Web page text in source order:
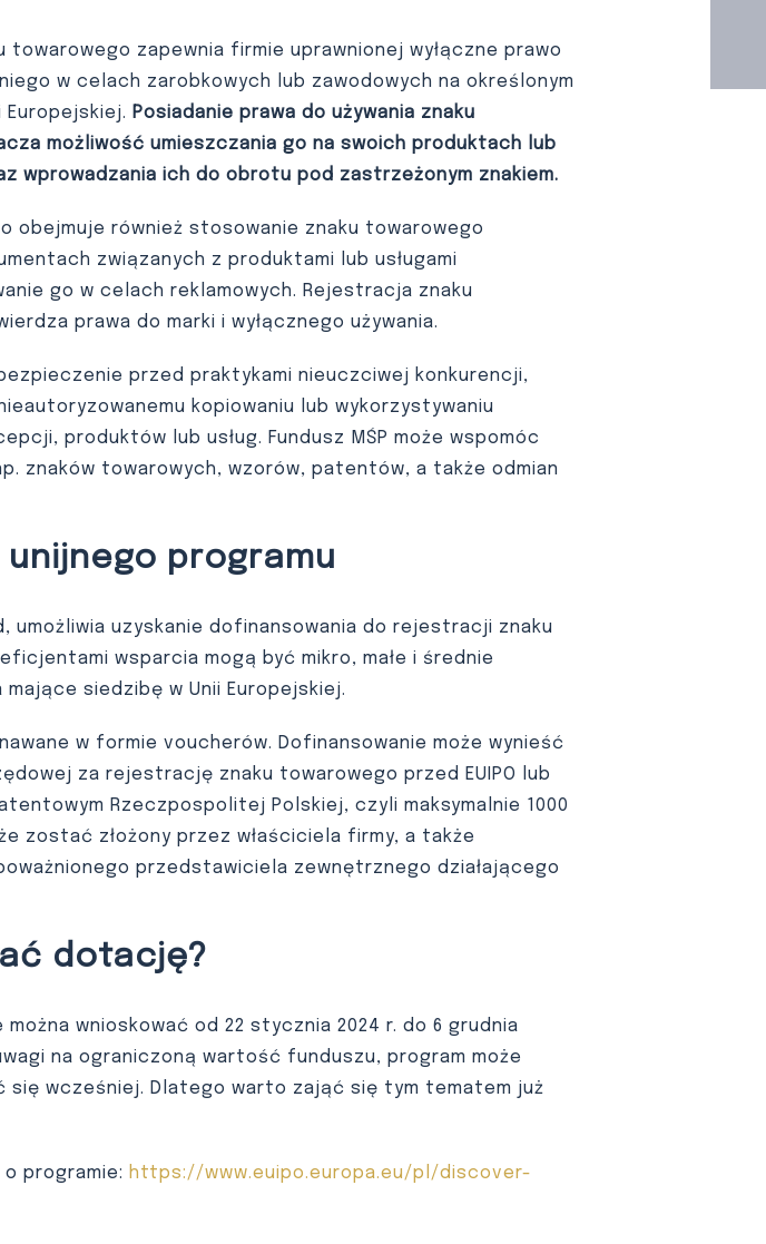
towarowego zapewnia firmie uprawnionej wyłączne prawo
w celach zarobkowych lub zawodowych na określonym
Europejskiej. Posiadanie prawa do używania znaku
możliwość umieszczania go na swoich produktach lub
wprowadzania ich do obrotu pod zastrzeżonym znakiem.
obejmuje również stosowanie znaku towarowego
związanych z produktami lub usługami
go w celach reklamowych. Rejestracja znaku
prawa do marki i wyłącznego używania.
przed praktykami nieuczciwej konkurencji,
kopiowaniu lub wykorzystywaniu
produktów lub usług. Fundusz MŚP może wspomóc
znaków towarowych, wzorów, patentów, a także odmian
unijnego programu
umożliwia uzyskanie dofinansowania do rejestracji znaku
wsparcia mogą być mikro, małe i średnie
siedzibę w Unii Europejskiej.
w formie voucherów. Dofinansowanie może wynieść
za rejestrację znaku towarowego przed EUIPO lub
Rzeczpospolitej Polskiej, czyli maksymalnie 1000
zostać złożony przez właściciela firmy, a także
przedstawiciela zewnętrznego działającego
dotację?
można wnioskować od 22 stycznia 2024 r. do 6 grudnia
na ograniczoną wartość funduszu, program może
się wcześniej. Dlatego warto zająć się tym tematem już
programie: https://www.euipo.europa.eu/pl/discover-